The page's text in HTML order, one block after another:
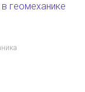
геомеханике